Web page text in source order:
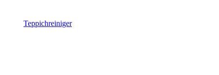
Teppichreiniger